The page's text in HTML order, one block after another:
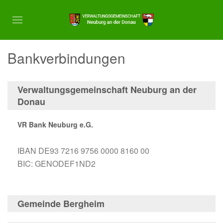
Bankverbindungen
Verwaltungsgemeinschaft Neuburg an der
Donau
VR Bank Neuburg e.G.
IBAN DE93 7216 9756 0000 8160 00
BIC: GENODEF1ND2
Gemeinde Bergheim